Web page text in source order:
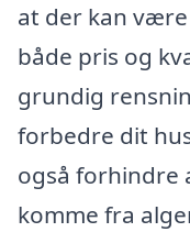
at der kan
både pris og
grundig
forbedre dit
også forhindre
komme fra